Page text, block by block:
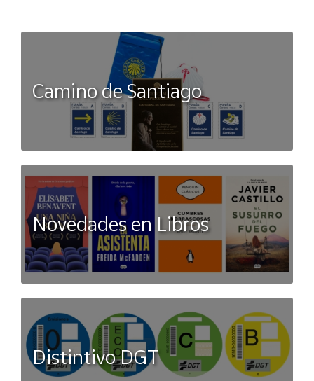
Camino de Santiago
Novedades en Libros
Distintivo DGT